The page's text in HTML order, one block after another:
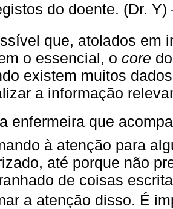
do doente. (Dr.
que, atolados em
o essencial, o core
existem muitos
a informação
[a enfermeira que
à atenção para
até porque não
de coisas
a atenção disso. É